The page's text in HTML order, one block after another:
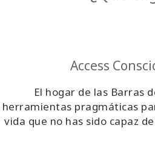
Shop
Access
El hogar de las Barras
herramientas pragmáticas
vida que no has sido capaz